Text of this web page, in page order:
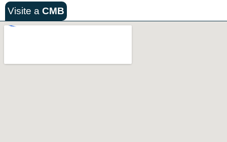
Visite a CMB